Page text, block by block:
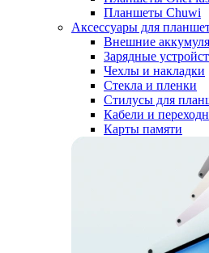
Планшеты Chuwi
Аксессуары для
Внешние
Зарядные
Чехлы и накладки
Стекла и пленки
Стилусы для
Кабели и
Карты памяти